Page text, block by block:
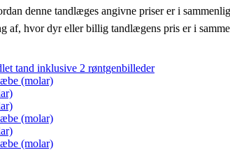
denne tandlæges angivne priser er i
af, hvor dyr eller billig tandlægens pris er i
tand inklusive 2 røntgenbilleder
(molar)
(molar)
(molar)